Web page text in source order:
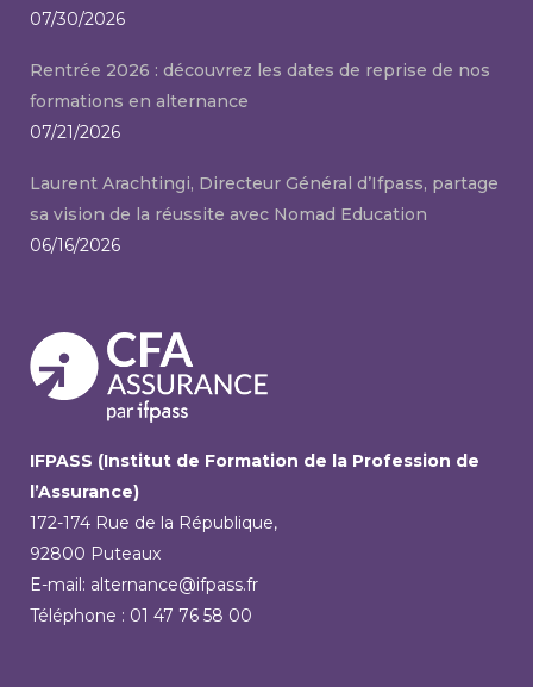
07/30/2026
Rentrée 2026 : découvrez les dates de reprise de nos
formations en alternance
07/21/2026
Laurent Arachtingi, Directeur Général d’Ifpass, partage
sa vision de la réussite avec Nomad Education
06/16/2026
IFPASS (Institut de Formation de la Profession de
l’Assurance)
172-174 Rue de la République,
92800 Puteaux
E-mail: alternance@ifpass.fr
Téléphone : 01 47 76 58 00